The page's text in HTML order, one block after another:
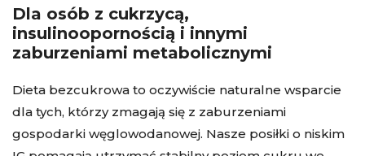
Dla osób z cukrzycą,
insulinoopornością i innymi
zaburzeniami metabolicznymi
Dieta bezcukrowa to oczywiście naturalne wsparcie
dla tych, którzy zmagają się z zaburzeniami
gospodarki węglowodanowej. Nasze posiłki o niskim